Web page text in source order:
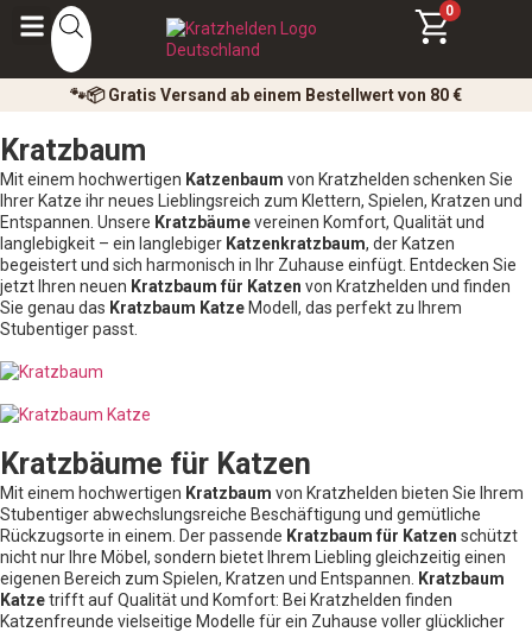
0
🐾📦 Gratis Versand ab einem Bestellwert von 80 €
Kratzbaum
Mit einem hochwertigen Katzenbaum von Kratzhelden schenken Sie
Ihrer Katze ihr neues Lieblingsreich zum Klettern, Spielen, Kratzen und
Entspannen. Unsere Kratzbäumevereinen Komfort, Qualität und
langlebigkeit – ein langlebiger Katzenkratzbaum, der Katzen
begeistert und sich harmonisch in Ihr Zuhause einfügt. Entdecken Sie
jetzt Ihren neuen Kratzbaum für Katzen von Kratzhelden und finden
Sie genau das Kratzbaum Katze Modell, das perfekt zu Ihrem
Stubentiger passt.
Kratzbäume für Katzen
Mit einem hochwertigen Kratzbaum von Kratzhelden bieten Sie Ihrem
Stubentiger abwechslungsreiche Beschäftigung und gemütliche
Rückzugsorte in einem. Der passende Kratzbaum für Katzen schützt
nicht nur Ihre Möbel, sondern bietet Ihrem Liebling gleichzeitig einen
eigenen Bereich zum Spielen, Kratzen und Entspannen.
Kratzbaum
Katzetrifft auf Qualität und Komfort: Bei Kratzhelden finden
Katzenfreunde vielseitige Modelle für ein Zuhause voller glücklicher